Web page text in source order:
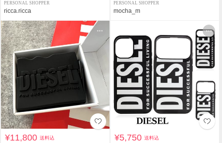
PERSONAL SHOPPER
ricca.ricca
PERSONAL SHOPPER
mocha_m
¥11,800送料込 ¥5,750送料込